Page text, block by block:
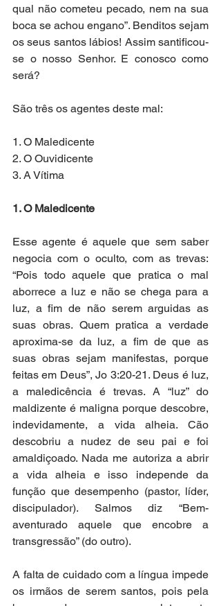
qual não cometeu pecado, nem na sua
boca se achou engano”. Benditos sejam
os seus santos lábios! Assim santificou-
se o nosso Senhor. E conosco como
será?
São três os agentes deste mal:
1. O Maledicente
2. O Ouvidicente
3. A Vítima
1. O Maledicente
Esse agente é aquele que sem saber
negocia com o oculto, com as trevas:
“Pois todo aquele que pratica o mal
aborrece a luz e não se chega para a
luz, a fim de não serem arguidas as
suas obras. Quem pratica a verdade
aproxima-se da luz, a fim de que as
suas obras sejam manifestas, porque
feitas em Deus”, Jo 3:20-21. Deus é luz,
a maledicência é trevas. A “luz” do
maldizente é maligna porque descobre,
indevidamente, a vida alheia. Cão
descobriu a nudez de seu pai e foi
amaldiçoado. Nada me autoriza a abrir
a vida alheia e isso independe da
função que desempenho (pastor, líder,
discipulador). Salmos diz “Bem-
aventurado aquele que encobre a
transgressão” (do outro).
A falta de cuidado com a língua impede
os irmãos de serem santos, pois pela